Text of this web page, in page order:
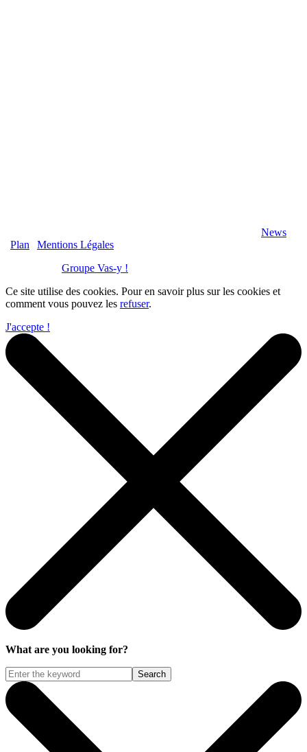
News
Plan
Mentions Légales
Groupe Vas-y !
Ce site utilise des cookies. Pour en savoir plus sur les cookies et
comment vous pouvez les refuser.
J'accepte !
What are you looking for?
Search